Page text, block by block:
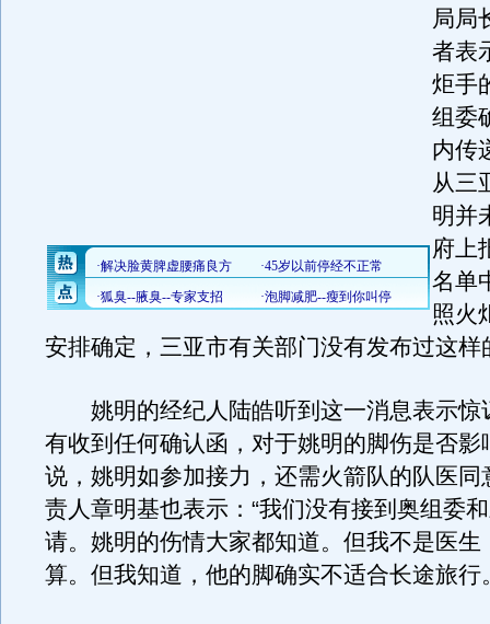
局局
者表
炬手
组委
内传
从三
明并
府上
名单
照火
安排确定，三亚市有关部门没有发布过这样
姚明的经纪人陆皓听到这一消息表示惊
有收到任何确认函，对于姚明的脚伤是否影
说，姚明如参加接力，还需火箭队的队医同
责人章明基也表示：“我们没有接到奥组委
请。姚明的伤情大家都知道。但我不是医生
算。但我知道，他的脚确实不适合长途旅行